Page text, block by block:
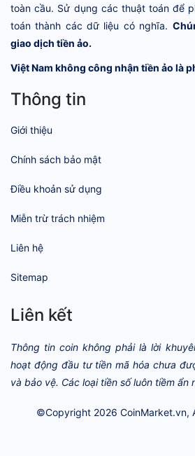
toàn cầu. Sử dụng các thuật toán để
toán thành các dữ liệu có nghĩa.
giao dịch tiền ảo.
Việt Nam không công nhận tiền ảo là
Thông tin
Giới thiệu
Chính sách bảo mật
Điều khoản sử dụng
Miễn trừ trách nhiệm
Liên hệ
Sitemap
Liên kết
Thông tin coin không phải là lời
hoạt động đầu tư tiền mã hóa chưa
và bảo vệ. Các loại tiền số luôn tiềm ẩn
©Copyright 2026 CoinMarket.vn,